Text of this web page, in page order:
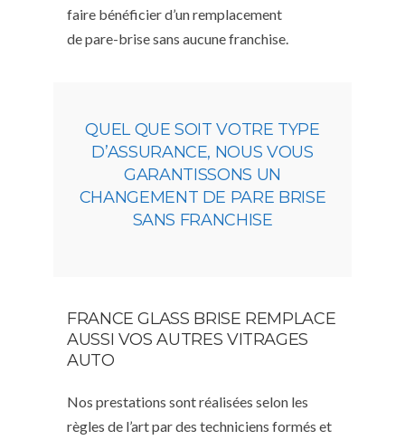
faire bénéficier d’un remplacement
de pare-brise sans aucune franchise.
QUEL QUE SOIT VOTRE TYPE
D’ASSURANCE, NOUS VOUS
GARANTISSONS UN
CHANGEMENT DE PARE BRISE
SANS FRANCHISE
FRANCE GLASS BRISE REMPLACE
AUSSI VOS AUTRES VITRAGES
AUTO
Nos prestations sont réalisées selon les
règles de l’art par des techniciens formés et